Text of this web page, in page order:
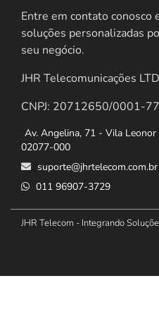
Entre em contato conosco
soluções personalizadas
seu negócio.
JHR Telecomunicações
CNPJ: 20712650/0001-77
Av. Angelina, 71 - Vila
02077-000
suporte@jhrtelecom.com.br
011 96907-3729
JHR Telecom - Integrando